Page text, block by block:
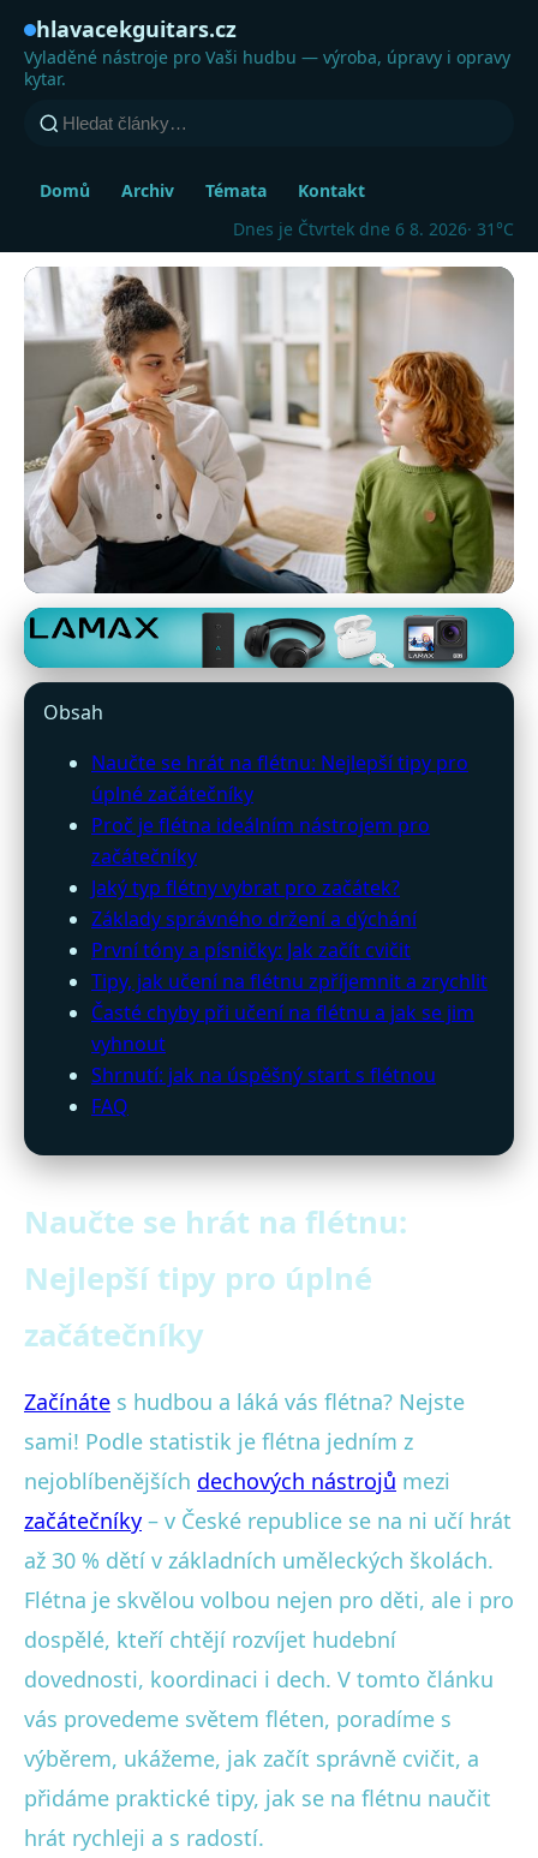
hlavacekguitars.cz
Vyladěné nástroje pro Vaši hudbu — výroba, úpravy i opravy
kytar.
Domů Archiv Témata
Kontakt
Dnes je Čtvrtek dne 6 8. 2026· 31°C
hlavacekguitars.cz
Naučte se hrát na flétnu:
2023
28. 6. 2026· 10 min čtení · Autor: Magdalena Králová
Obsah
Naučte se hrát na flétnu: Nejlepší tipy pro
úplné začátečníky
Proč je flétna ideálním nástrojem pro
začátečníky
Jaký typ flétny vybrat pro začátek?
Základy správného držení a dýchání
První tóny a písničky: Jak začít cvičit
Tipy, jak učení na flétnu zpříjemnit a zrychlit
Časté chyby při učení na flétnu a jak se jim
vyhnout
Shrnutí: jak na úspěšný start s flétnou
FAQ
Naučte se hrát na flétnu:
Nejlepší tipy pro úplné
začátečníky
Začínáte s hudbou a láká vás flétna? Nejste
sami! Podle statistik je flétna jedním z
nejoblíbenějších dechových nástrojů mezi
začátečníky – v České republice se na ni učí hrát
až 30 % dětí v základních uměleckých školách.
Flétna je skvělou volbou nejen pro děti, ale i pro
dospělé, kteří chtějí rozvíjet hudební
dovednosti, koordinaci i dech. V tomto článku
vás provedeme světem fléten, poradíme s
výběrem, ukážeme, jak začít správně cvičit, a
přidáme praktické tipy, jak se na flétnu naučit
hrát rychleji a s radostí.